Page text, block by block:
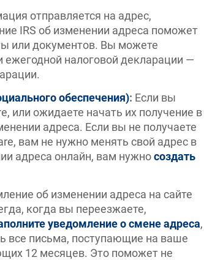
отправляется на адрес,
IRS об изменении адреса поможет
или документов. Вы можете
налоговой декларации —
обеспечения): Если вы
или ожидаете начать их получение в
адреса. Если вы не получаете
вам не нужно менять свой адрес в
адреса онлайн, вам нужносоздать
об изменении адреса на сайте
когда вы переезжаете,
уведомление о смене адреса,
все письма, поступающие на ваше
12 месяцев. Это поможет не